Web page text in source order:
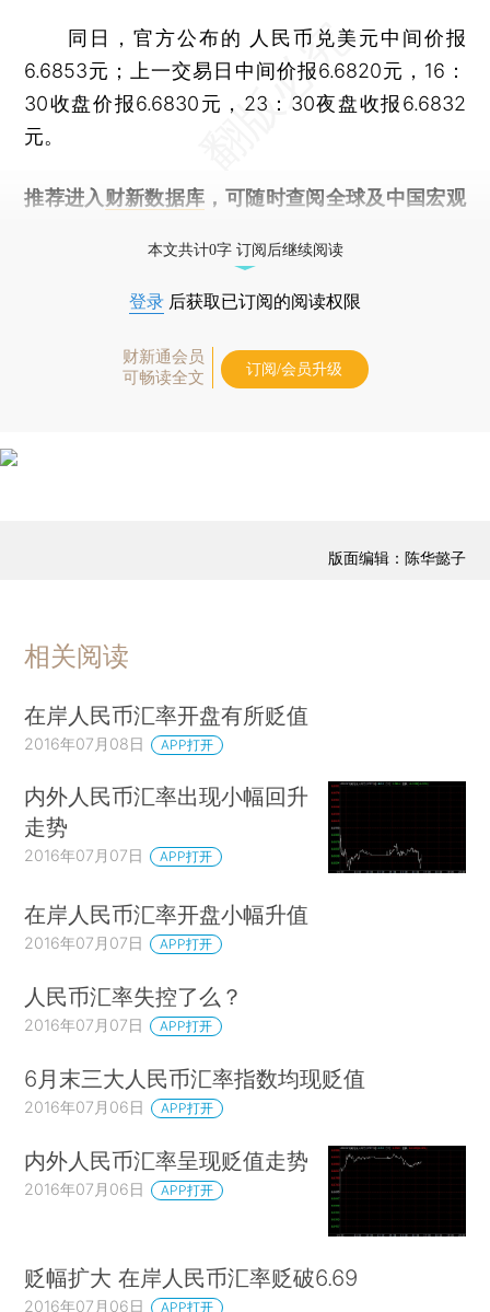
同日，官方公布的 人民币兑美元中间价报
6.6853元；上一交易日中间价报6.6820元，16：
30收盘价报6.6830元，23：30夜盘收报6.6832
元。
推荐进入 财新数据库 ，可随时查阅全球及中国宏观
本文共计0字 订阅后继续阅读
登录 后获取已订阅的阅读权限
财新通会员
可畅读全文
订阅/会员升级
版面编辑：陈华懿子
相关阅读
在岸人民币汇率开盘有所贬值
2016年07月08日 APP打开
内外人民币汇率出现小幅回升
走势
2016年07月07日 APP打开
在岸人民币汇率开盘小幅升值
2016年07月07日 APP打开
人民币汇率失控了么？
2016年07月07日 APP打开
6月末三大人民币汇率指数均现贬值
2016年07月06日 APP打开
内外人民币汇率呈现贬值走势
2016年07月06日 APP打开
贬幅扩大 在岸人民币汇率贬破6.69
2016年07月06日 APP打开